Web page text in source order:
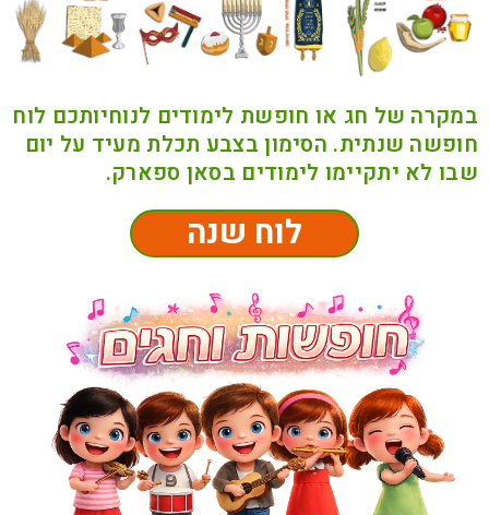
במקרה של חג או חופשת לימודים לנוחיותכם לוח
חופשה שנתית. הסימון בצבע תכלת מעיד על יום
שבו לא יתקיימו לימודים בסאן ספארק.
לוח שנה